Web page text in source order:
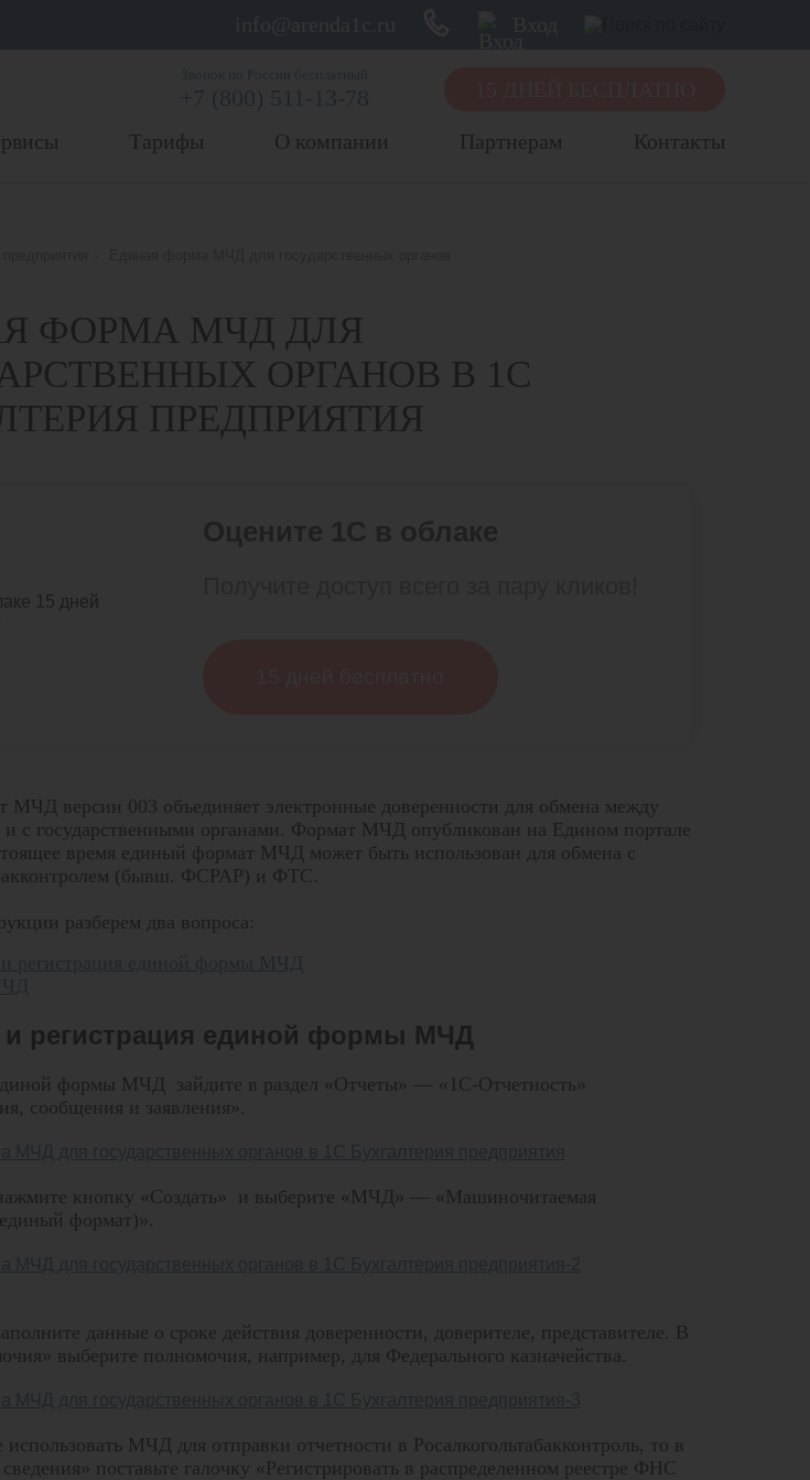
Тарифы О компании Партнерам Контакты
ФОРМА МЧД ДЛЯ
ОРГАНОВ В 1С
ПРЕДПРИЯТИЯ
МЧД версии 003 объединяет электронные доверенности для обмена между
и с государственными органами. Формат МЧД опубликован на Едином портале
время единый формат МЧД может быть использован для обмена с
(бывш. ФСРАР) и ФТС.
разберем два вопроса:
и регистрация единой формы МЧД
формы МЧД зайдите в раздел «Отчеты» — «1С-Отчетность»
сообщения и заявления».
кнопку «Создать» и выберите «МЧД» — «Машиночитаемая
формат)».
данные о сроке действия доверенности, доверителе, представителе. В
выберите полномочия, например, для Федерального казначейства.
МЧД для отправки отчетности в Росалкогольтабакконтроль, то в
поставьте галочку «Регистрировать в распределенном реестре ФНС